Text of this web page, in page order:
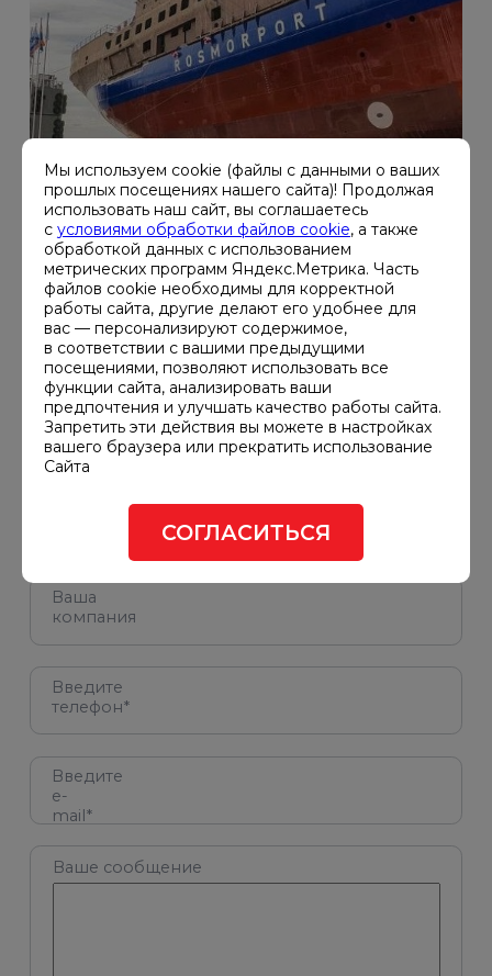
ЗАЯВКА НА ПОДОБНЫЙ
ПРОЕКТ
Удаленный мониторинг систем
электроснабжения распределенных
объектов
Ваша
компания
Введите
телефон*
Введите
e-
mail*
Ваше сообщение
Мы используем cookie (файлы с данными о ваших
прошлых посещениях нашего сайта)! Продолжая
использовать наш сайт, вы соглашаетесь
с условиями обработки файлов cookie, а также
обработкой данных с использованием
метрических программ Яндекс.Метрика. Часть
файлов cookie необходимы для корректной
работы сайта, другие делают его удобнее для
вас — персонализируют содержимое,
в соответствии с вашими предыдущими
посещениями, позволяют использовать все
функции сайта, анализировать ваши
предпочтения и улучшать качество работы сайта.
Запретить эти действия вы можете в настройках
вашего браузера или прекратить использование
Сайта
СОГЛАСИТЬСЯ